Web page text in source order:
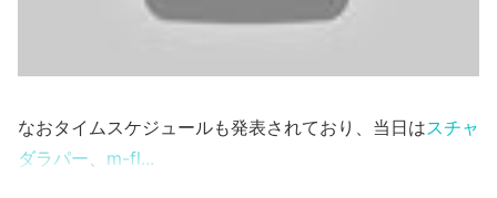
なおタイムスケジュールも発表されており、当日はスチャ
ダラパー、 m-fl...